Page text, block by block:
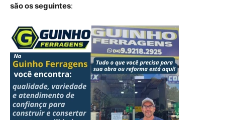
são os seguintes: